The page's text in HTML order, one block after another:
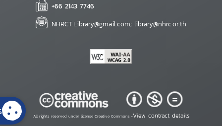
+66 2143 7746
NHRCT.Library@gmail.com; library@nhrc.or.th
All rights reserved under license Creative Commons •View contract details